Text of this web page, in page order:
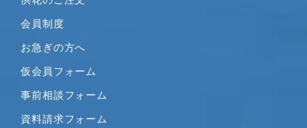
2020年6月
2020年3月
2020年2月
2020年1月
会員制度
お急ぎの方へ
仮会員フォーム
事前相談フォーム
資料請求フォーム